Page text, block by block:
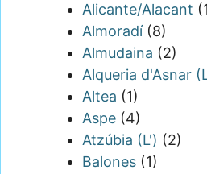
Alicante/Alacant
Almoradí(8)
Almudaina (2)
Alqueria d'Asnar
Altea (1)
Aspe (4)
Atzúbia (L') (2)
Balones (1)